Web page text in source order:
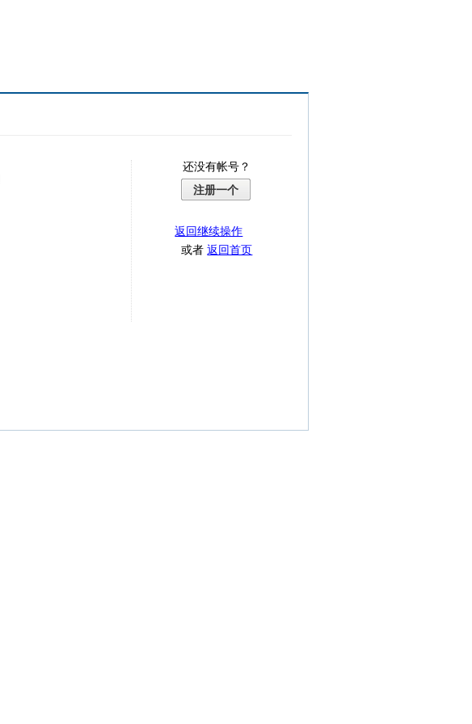
还没有帐号？
注册一个
返回继续操作
或者返回首页